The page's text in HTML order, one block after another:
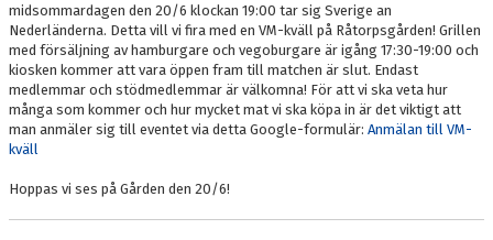
midsommardagen den 20/6 klockan 19:00 tar sig Sverige an
Nederländerna. Detta vill vi fira med en VM-kväll på Råtorpsgården! Grillen
med försäljning av hamburgare och vegoburgare är igång 17:30-19:00 och
kiosken kommer att vara öppen fram till matchen är slut. Endast
medlemmar och stödmedlemmar är välkomna! För att vi ska veta hur
många som kommer och hur mycket mat vi ska köpa in är det viktigt att
man anmäler sig till eventet via detta Google-formulär: Anmälan till VM-
kväll
Hoppas vi ses på Gården den 20/6!